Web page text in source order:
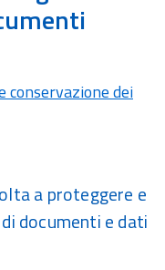
conservazione dei
a proteggere e
documenti e dati